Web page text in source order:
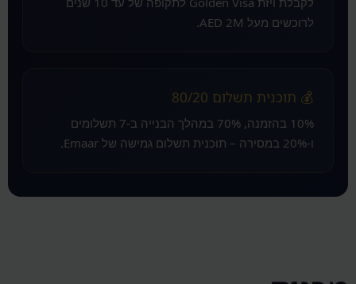
לרוכשים מעל AED 2M.
💰 תוכנית תשלום 80/20
10% בהזמנה, 70% במהלך הבנייה ב-7 תשלומים
ו-20% במסירה – תוכנית תשלום גמישה של Emaar.